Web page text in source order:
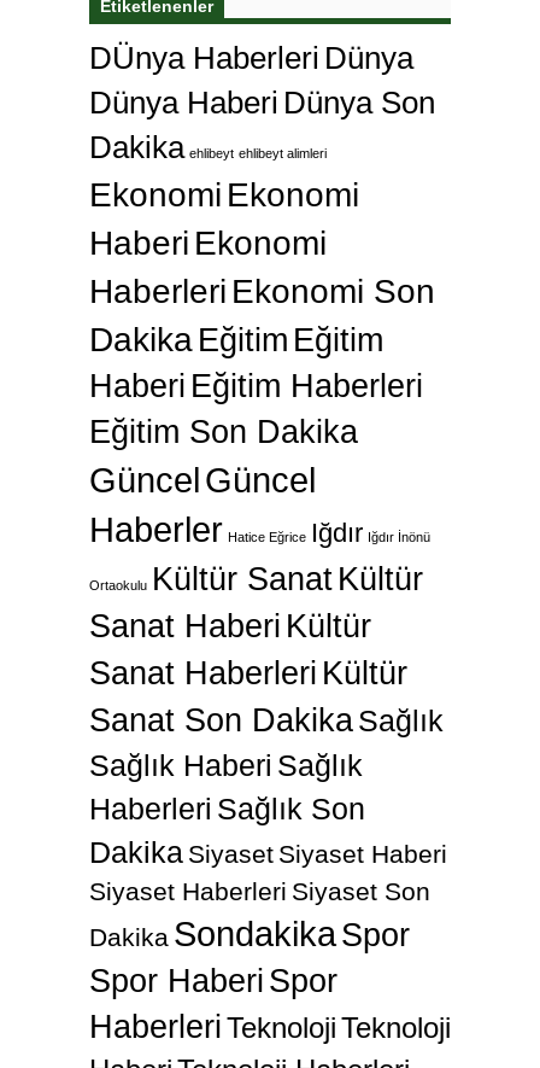
Etiketlenenler
DÜnya Haberleri Dünya
Dünya Haberi Dünya Son
Dakika ehlibeyt ehlibeyt alimleri
Ekonomi Ekonomi
Haberi Ekonomi
Haberleri Ekonomi Son
Dakika Eğitim Eğitim
Haberi Eğitim Haberleri
Eğitim Son Dakika
GüncelGüncel
Haberler Hatice Eğrice Iğdır Iğdır İnönü
Ortaokulu Kültür SanatKültür
Sanat Haberi Kültür
Sanat Haberleri Kültür
Sanat Son DakikaSağlık
Sağlık Haberi Sağlık
Haberleri Sağlık Son
Dakika Siyaset Siyaset Haberi
Siyaset Haberleri Siyaset Son
Dakika SondakikaSpor
Spor Haberi Spor
HaberleriTeknolojiTeknoloji